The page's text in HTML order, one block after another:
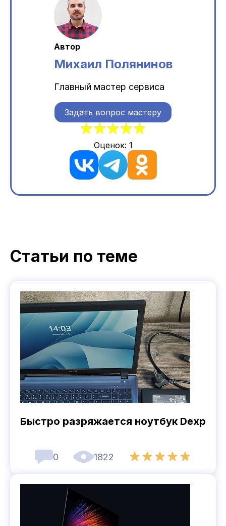
Автор
Михаил Полянинов
Главный мастер сервиса
Задать вопрос мастеру
Оценок: 1
Статьи по теме
Быстро разряжается ноутбук Dexp
0 1822